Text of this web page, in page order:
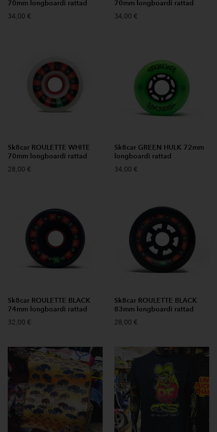
70mm longboardi rattad
34,00 €
70mm longboardi rattad
34,00 €
Sk8car ROULETTE WHITE
70mm longboardi rattad
28,00 €
Sk8car GREEN HULK 72mm
longboardi rattad
34,00 €
Sk8car ROULETTE BLACK
74mm longboardi rattad
32,00 €
Sk8car ROULETTE BLACK
83mm longboardi rattad
28,00 €